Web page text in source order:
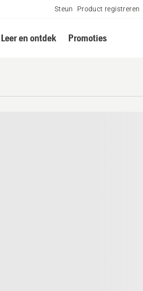
Steun Product registreren
Leer en ontdek Promoties